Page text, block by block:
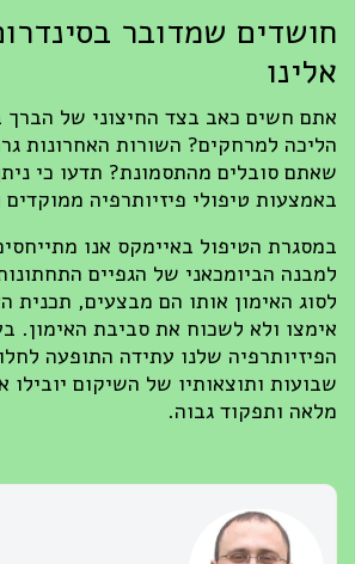
אלינו
אתם חשים כאב בצד החיצוני של הברך
הליכה למרחקים? השורות האחרונות
שאתם סובלים מהתסמונת? תדעו כי
באמצעות טיפולי פיזיותרפיה ממוקדים
במסגרת הטיפול באיימקס אנו
למבנה הביומכאני של הגפיים
לסוג האימון אותו הם מבצעים, תכנית
אימצו ולא לשכוח את סביבת האימון.
הפיזיותרפיה שלנו עתידה התופעה
שבועות ותוצאותיו של השיקום יובילו
מלאה ותפקוד גבוה.